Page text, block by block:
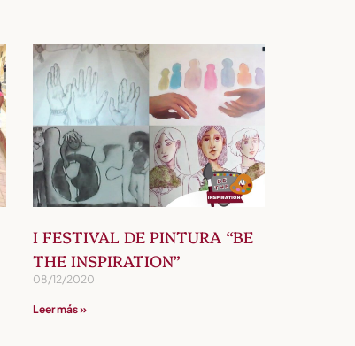
I FESTIVAL DE PINTURA “BE
THE INSPIRATION”
08/12/2020
Leer más »